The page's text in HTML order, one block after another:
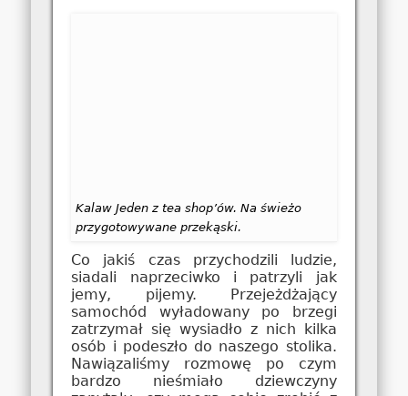
Kalaw Jeden z tea shop’ów. Na świeżo
przygotowywane przekąski.
Co jakiś czas przychodzili ludzie,
siadali naprzeciwko i patrzyli jak
jemy, pijemy. Przejeżdżający
samochód wyładowany po brzegi
zatrzymał się wysiadło z nich kilka
osób i podeszło do naszego stolika.
Nawiązaliśmy rozmowę po czym
bardzo nieśmiało dziewczyny